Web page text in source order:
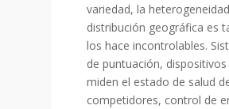
variedad, la
distribución geográfica es
los hace incontrolables.
de puntuación, dispositivos
miden el estado de salud
competidores, control de